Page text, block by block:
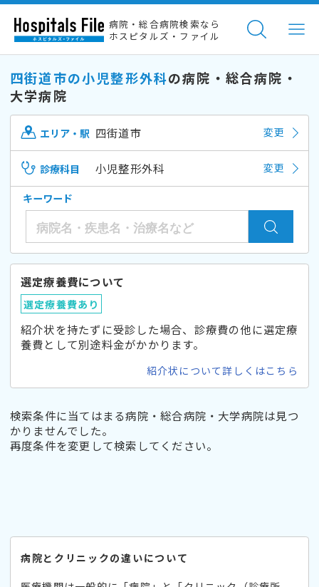
病院・総合病院検索なら
ホスピタルズ・ファイル
四街道市の小児整形外科の病院・総合病院・
大学病院
エリア・駅 四街道市 変更
診療科目 小児整形外科 変更
キーワード
選定療養費について
選定療養費あり
紹介状を持たずに受診した場合、診療費の他に選定療
養費として別途料金がかかります。
紹介状について詳しくはこちら
検索条件に当てはまる病院・総合病院・大学病院は見つ
かりませんでした。
再度条件を変更して検索してください。
病院とクリニックの違いについて